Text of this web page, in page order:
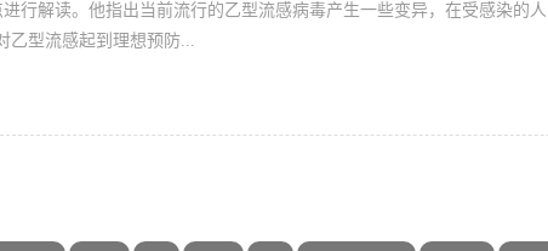
行解读。他指出当前流行的乙型流感病毒产生一些变异，在受感染的人
乙型流感起到理想预防...